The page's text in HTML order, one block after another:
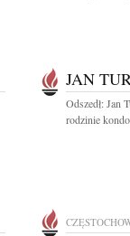
JAN
Odszedł: Jan
rodzinie